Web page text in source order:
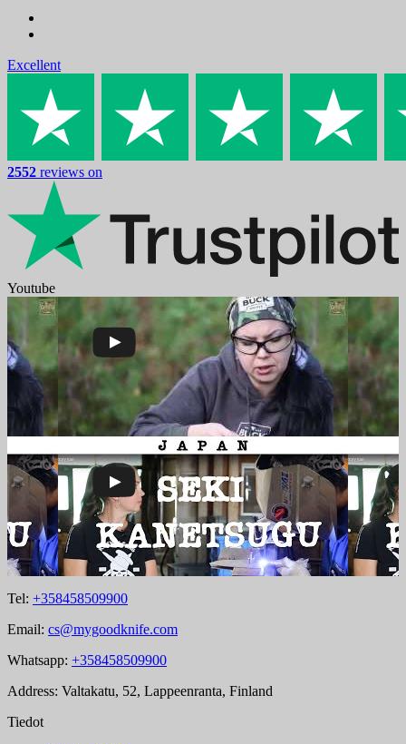
Excellent
2552 reviews on
Youtube
Tel: +358458509900
Email: cs@mygoodknife.com
Whatsapp: +358458509900
Address: Valtakatu, 52, Lappeenranta, Finland
Tiedot